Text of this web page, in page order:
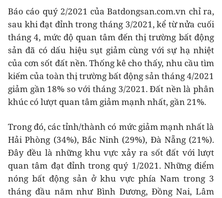
Báo cáo quý 2/2021 của Batdongsan.com.vn chỉ ra,
sau khi đạt đỉnh trong tháng 3/2021, kể từ nửa cuối
tháng 4, mức độ quan tâm đến thị trường bất động
sản đã có dấu hiệu sụt giảm cùng với sự hạ nhiệt
của cơn sốt đất nền. Thống kê cho thấy, nhu cầu tìm
kiếm của toàn thị trường bất động sản tháng 4/2021
giảm gần 18% so với tháng 3/2021. Đất nền là phân
khúc có lượt quan tâm giảm mạnh nhất, gần 21%.
Trong đó, các tỉnh/thành có mức giảm mạnh nhất là
Hải Phòng (34%), Bắc Ninh (29%), Đà Nẵng (21%).
Đây đều là những khu vực xảy ra sốt đất với lượt
quan tâm đạt đỉnh trong quý 1/2021. Những điểm
nóng bất động sản ở khu vực phía Nam trong 3
tháng đầu năm như Bình Dương, Đồng Nai, Lâm